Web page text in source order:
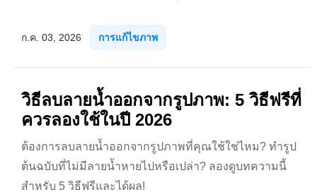
ก.ค. 03, 2026 การแก้ไขภาพ
วิธีลบลายน้ำออกจากรูปภาพ: 5 วิธีฟรีที่
ควรลองใช้ในปี 2026
ต้องการลบลายน้ำออกจากรูปภาพที่คุณใช้ใช่ไหม? ทำรูป
ต้นฉบับที่ไม่มีลายน้ำหายไปหรือเปล่า? ลองดูบทความนี้
สำหรับ 5 วิธีฟรีและได้ผล!